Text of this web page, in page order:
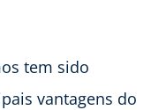
tem sido
vantagens do